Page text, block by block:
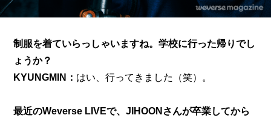
制服を着ていらっしゃいますね。学校に行った帰りでし
ょうか？
KYUNGMIN： はい、行ってきました（笑）。
最近のWeverse LIVEで、JIHOONさんが卒業してから